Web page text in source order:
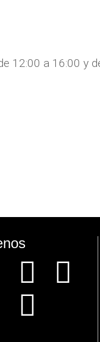
12:00 a 16:00 y